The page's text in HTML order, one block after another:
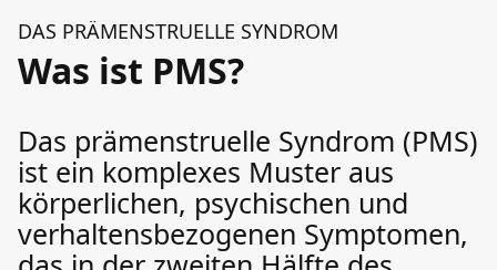
DAS PRÄMENSTRUELLE SYNDROM
Was ist PMS?
Das prämenstruelle Syndrom (PMS)
ist ein komplexes Muster aus
körperlichen, psychischen und
verhaltensbezogenen Symptomen,